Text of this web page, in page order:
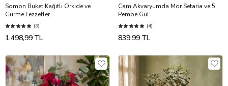
Somon Buket Kağıtlı Orkide ve
Gurme Lezzetler
(3)
1.498,99 TL
Cam Akvaryumda Mor Setaria ve 5
Pembe Gül
(4)
839,99 TL